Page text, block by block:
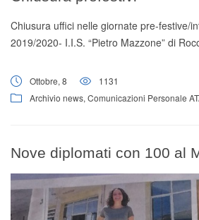
Chiusura uffici nelle giornate pre-festive/
2019/2020- I.I.S. “Pietro Mazzone” di
Ottobre, 8
1131
Archivio news, Comunicazioni Personale
Nove diplomati con 100 al